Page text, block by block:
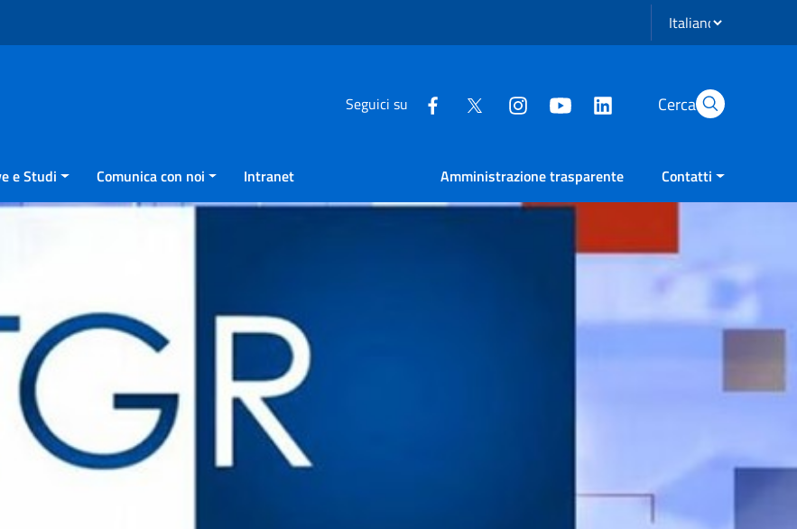
Seleziona lingua
Seguici su Cerca
e Studi Comunica con noi Intranet Amministrazione trasparente Contatti